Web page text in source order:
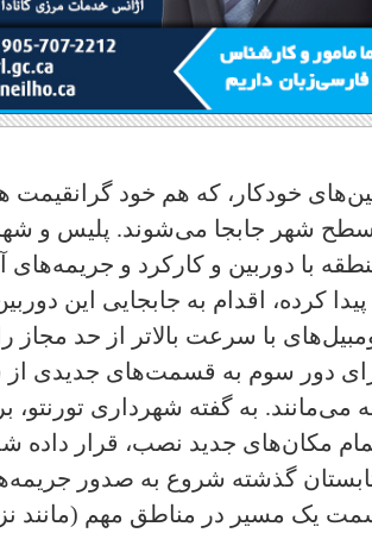
خودکار، که هم خود گرانقیمت
سطح شهر جابجا می‌شوند. پلیس و
با دوربین و کارکرد و جریمه‌های
اقدام به جابجایی این
با سرعت بالاتر از حد مجاز
برای دور سوم به قسمت‌های جدیدی
منطقه می‌مانند. به گفته شهرداری
تمام مکان‌های جدید نصب، قرار
تابستان گذشته شروع به صدور
سمت یک مسیر در مناطق مهم